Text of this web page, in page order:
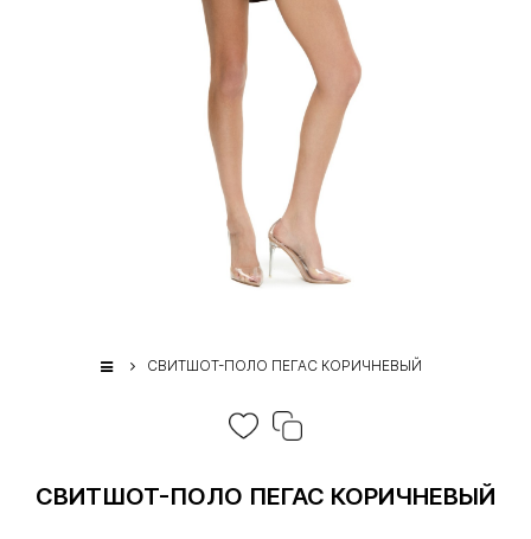
СВИТШОТ-ПОЛО ПЕГАС КОРИЧНЕВЫЙ
СВИТШОТ-ПОЛО ПЕГАС КОРИЧНЕВЫЙ